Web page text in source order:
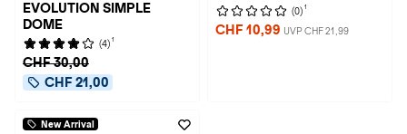
EVOLUTION SIMPLE
DOME
(4) 1
CHF 30,00
CHF 21,00
(0) 1
CHF 10,99 UVP CHF 21,99
New Arrival